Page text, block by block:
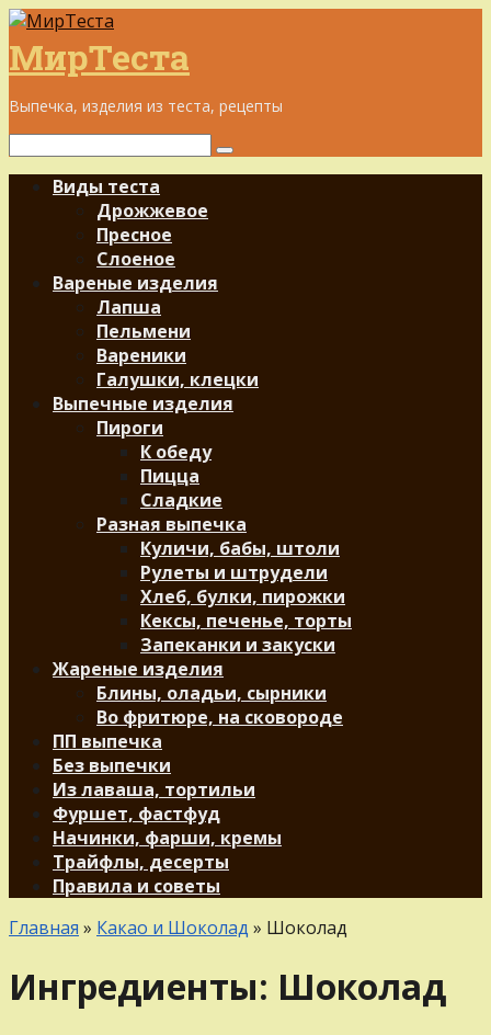
Перейти
к
контенту
МирТеста
Выпечка, изделия из теста, рецепты
Поиск:
Виды теста
Дрожжевое
Пресное
Слоеное
Вареные изделия
Лапша
Пельмени
Вареники
Галушки, клецки
Выпечные изделия
Пироги
К обеду
Пицца
Сладкие
Разная выпечка
Куличи, бабы, штоли
Рулеты и штрудели
Хлеб, булки, пирожки
Кексы, печенье, торты
Запеканки и закуски
Жареные изделия
Блины, оладьи, сырники
Во фритюре, на сковороде
ПП выпечка
Без выпечки
Из лаваша, тортильи
Фуршет, фастфуд
Начинки, фарши, кремы
Трайфлы, десерты
Правила и советы
Главная » Какао и Шоколад » Шоколад
Ингредиенты: Шоколад